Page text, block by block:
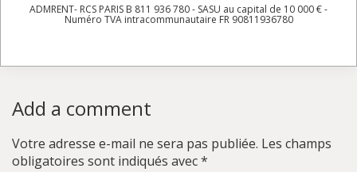
ADMRENT- RCS PARIS B 811 936 780 - SASU au capital de 10 000 € -
Numéro TVA intracommunautaire FR 90811936780
Add a comment
Votre adresse e-mail ne sera pas publiée. Les champs
obligatoires sont indiqués avec*